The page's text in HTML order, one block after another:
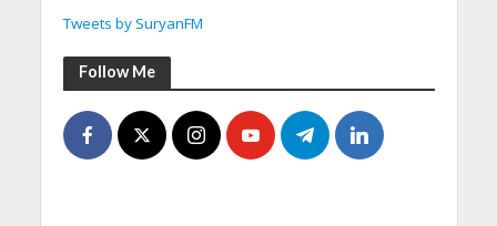
Tweets by SuryanFM
Follow Me